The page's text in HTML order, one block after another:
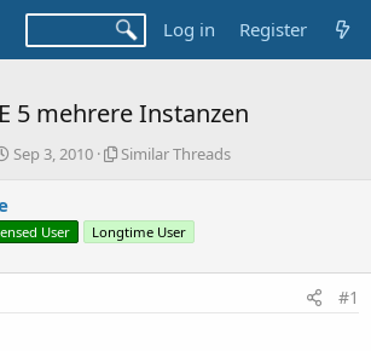
Log in Register
5 mehrere Instanzen
S
t
a
Sep 3, 2010
S
l
r
Similar Threads
User Longtime User
#1